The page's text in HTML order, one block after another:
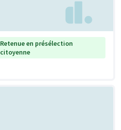
Retenue en présélection
citoyenne